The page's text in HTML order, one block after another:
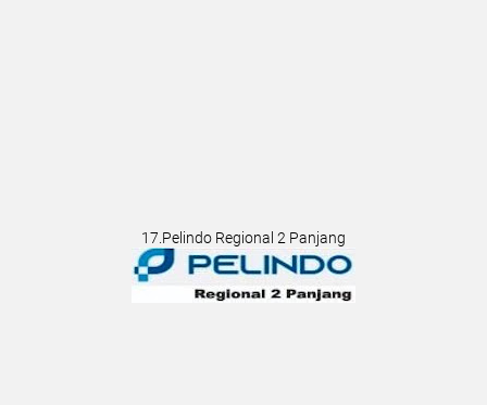
17.Pelindo Regional 2 Panjang